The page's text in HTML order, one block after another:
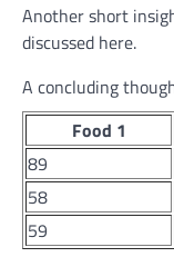
Another short
discussed here.
A concluding
Food 1
89
58
59